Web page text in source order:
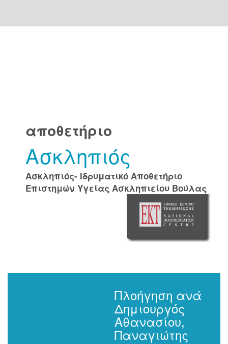
αποθετήριο
Ασκληπιός
Ασκληπιός- Ιδρυματικό Αποθετήριο
Επιστημών Υγείας Ασκληπιείου Βούλας
Πλοήγηση ανά
Δημιουργός
Αθανασίου,
Παναγιώτης